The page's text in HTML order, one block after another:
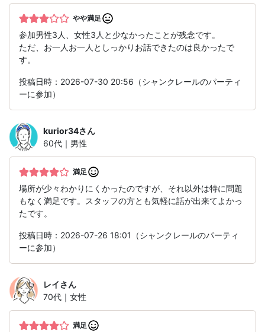
やや満足
参加男性3人、女性3人と少なかったことが残念です。
ただ、お一人お一人としっかりお話できたのは良かったで
す。
投稿日時：2026-07-30 20:56（シャンクレールのパーティ
ーに参加）
kurior34さん
60代｜男性
満足
場所が少々わかりにくかったのですが、それ以外は特に問題
もなく満足です。スタッフの方とも気軽に話が出来てよかっ
たです。
投稿日時：2026-07-26 18:01（シャンクレールのパーティ
ーに参加）
レイさん
70代｜女性
満足